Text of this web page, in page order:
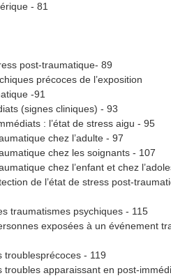
- 81
post-traumatique- 89
précoces de l’exposition
-91
(signes cliniques) - 93
: l’état de stress aigu - 95
chez l’adulte - 97
chez les soignants - 107
chez l’enfant et chez
de l’état de stress post-
traumatismes psychiques - 115
exposées à un événement
troublesprécoces - 119
troubles apparaissant en post-